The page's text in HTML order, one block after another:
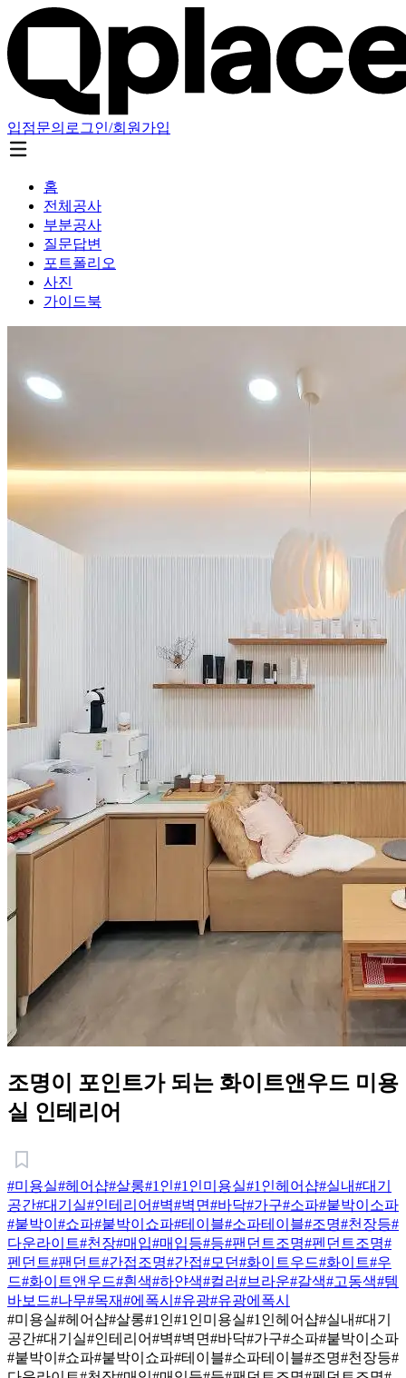
입점문의 로그인/회원가입
홈
전체공사
부분공사
질문답변
포트폴리오
사진
가이드북
조명이 포인트가 되는 화이트앤우드 미용
실 인테리어
#미용실#헤어샵#살롱#1인#1인미용실#1인헤어샵#실내#대기
공간#대기실#인테리어#벽#벽면#바닥#가구#소파#붙박이소파
#붙박이 #쇼파#붙박이쇼파#테이블#소파테이블#조명#천장등#
다운라이트#천장#매입#매입등#등#팬던트조명#펜던트조명#
펜던트#팬던트#간접조명#간접#모던#화이트우드#화이트#우
드#화이트앤우드#흰색#하얀색#컬러#브라운#갈색#고동색#템
바보드#나무#목재#에폭시 #유광#유광에폭시
#미용실#헤어샵#살롱#1인#1인미용실#1인헤어샵#실내#대기
공간#대기실#인테리어#벽#벽면#바닥#가구#소파#붙박이소파
#붙박이 #쇼파#붙박이쇼파#테이블#소파테이블#조명#천장등#